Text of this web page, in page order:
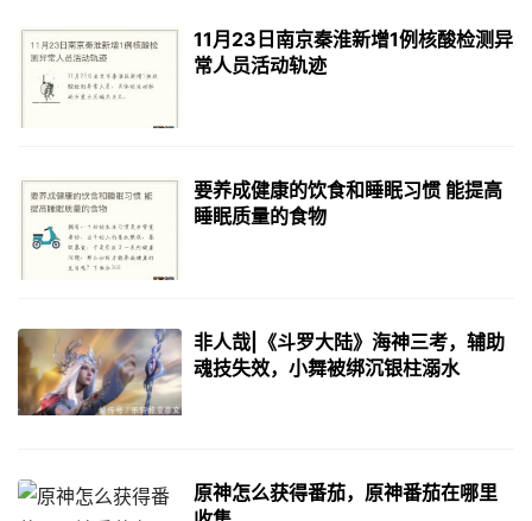
11月23日南京秦淮新增1例核酸检测异
常人员活动轨迹
要养成健康的饮食和睡眠习惯 能提高
睡眠质量的食物
非人哉|《斗罗大陆》海神三考，辅助
魂技失效，小舞被绑沉银柱溺水
原神怎么获得番茄，原神番茄在哪里